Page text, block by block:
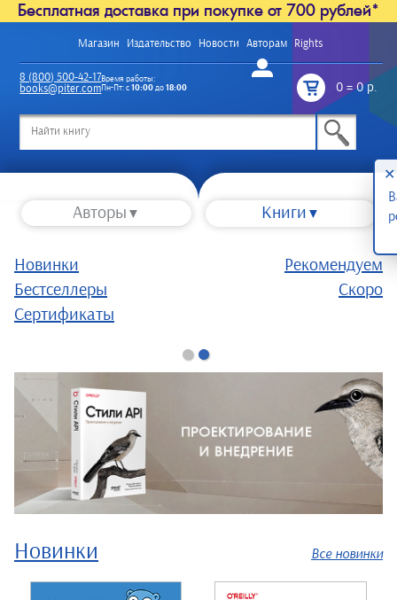
Бесплатная доставка при покупке от 700 рублей*
Магазин Издательство Новости Авторам Rights
Войти
0=0 р.
8 (800) 500-42-17
books@piter.com
Время работы:
Пн-Пт: с10:00до18:00
Авторы Книги
Новинки
Рекомендуем
Бестселлеры
Скоро
Сертификаты
1 2
Новинки Все новинки
✕